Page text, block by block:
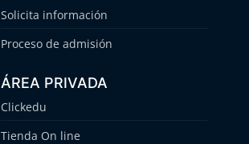
Solicita información
Proceso de admisión
ÁREA PRIVADA
Clickedu
Tienda On line